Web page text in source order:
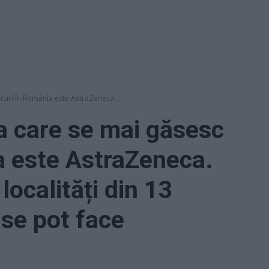
în România este AstraZeneca....
care se mai găsesc
este AstraZeneca.
din 13
pot face